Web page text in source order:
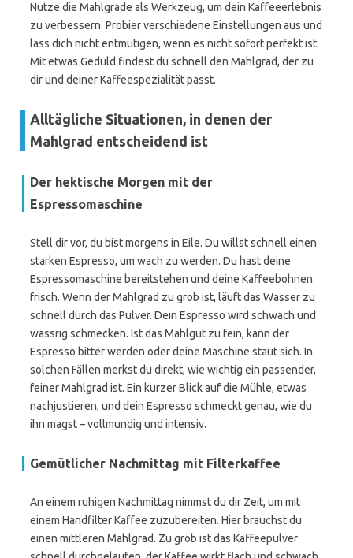
Nutze die Mahlgrade als Werkzeug, um dein Kaffeeerlebnis
zu verbessern. Probier verschiedene Einstellungen aus und
lass dich nicht entmutigen, wenn es nicht sofort perfekt ist.
Mit etwas Geduld findest du schnell den Mahlgrad, der zu
dir und deiner Kaffeespezialität passt.
Alltägliche Situationen, in denen der
Mahlgrad entscheidend ist
Der hektische Morgen mit der
Espressomaschine
Stell dir vor, du bist morgens in Eile. Du willst schnell einen
starken Espresso, um wach zu werden. Du hast deine
Espressomaschine bereitstehen und deine Kaffeebohnen
frisch. Wenn der Mahlgrad zu grob ist, läuft das Wasser zu
schnell durch das Pulver. Dein Espresso wird schwach und
wässrig schmecken. Ist das Mahlgut zu fein, kann der
Espresso bitter werden oder deine Maschine staut sich. In
solchen Fällen merkst du direkt, wie wichtig ein passender,
feiner Mahlgrad ist. Ein kurzer Blick auf die Mühle, etwas
nachjustieren, und dein Espresso schmeckt genau, wie du
ihn magst – vollmundig und intensiv.
Gemütlicher Nachmittag mit Filterkaffee
An einem ruhigen Nachmittag nimmst du dir Zeit, um mit
einem Handfilter Kaffee zuzubereiten. Hier brauchst du
einen mittleren Mahlgrad. Zu grob ist das Kaffeepulver